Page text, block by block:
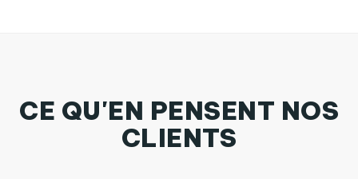
CE QU'EN PENSENT NOS
CLIENTS